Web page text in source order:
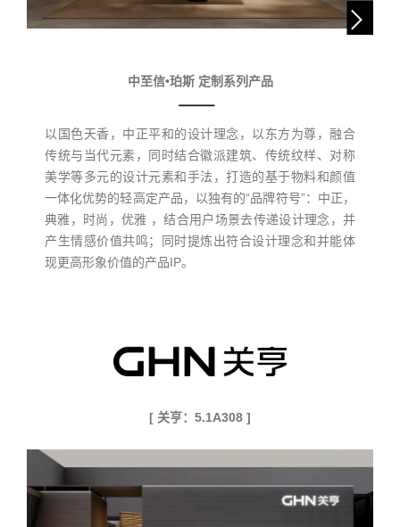
中至信•珀斯 定制系列产品
以国色天香，中正平和的设计理念，以东方为尊，融合
传统与当代元素，同时结合徽派建筑、传统纹样、对称
美学等多元的设计元素和手法，打造的基于物料和颜值
一体化优势的轻高定产品，以独有的“品牌符号”：中正，
典雅，时尚，优雅 ，结合用户场景去传递设计理念，并
产生情感价值共鸣；同时提炼出符合设计理念和并能体
现更高形象价值的产品IP。
[ 关亨：5.1A308 ]